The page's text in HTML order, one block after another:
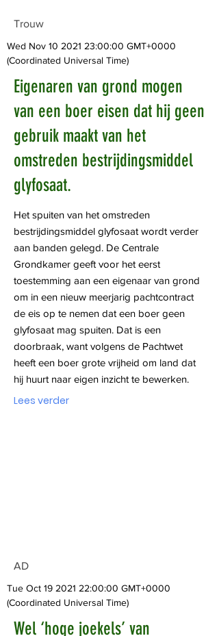
Trouw
Wed Nov 10 2021 23:00:00 GMT+0000
(Coordinated Universal Time)
Eigenaren van grond mogen
van een boer eisen dat hij geen
gebruik maakt van het
omstreden bestrijdingsmiddel
glyfosaat.
Het spuiten van het omstreden
bestrijdingsmiddel glyfosaat wordt verder
aan banden gelegd. De Centrale
Grondkamer geeft voor het eerst
toestemming aan een eigenaar van grond
om in een nieuw meerjarig pachtcontract
de eis op te nemen dat een boer geen
glyfosaat mag spuiten. Dat is een
doorbraak, want volgens de Pachtwet
heeft een boer grote vrijheid om land dat
hij huurt naar eigen inzicht te bewerken.
Lees verder
AD
Tue Oct 19 2021 22:00:00 GMT+0000
(Coordinated Universal Time)
Wel ‘hoge joekels’ van